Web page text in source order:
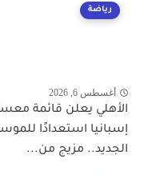
رياضة
أغسطس 6, 2026
الأهلي يعلن قائمة
إسبانيا استعدادًا
الجديد.. مزيج من...